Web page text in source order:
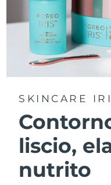
SKINCARE
liscio,
nutrito